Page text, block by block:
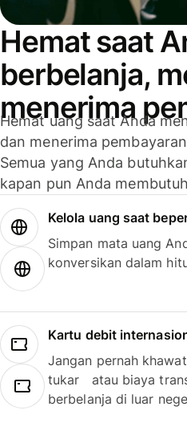
Hemat saat
berbelanja,
menerima
Hemat uang saat Anda
dan menerima
Semua yang Anda
kapan pun Anda
Kelola uang saat
Simpan mata uang
konversikan dalam
Kartu debit
Jangan pernah
tukar atau biaya
berbelanja di luar